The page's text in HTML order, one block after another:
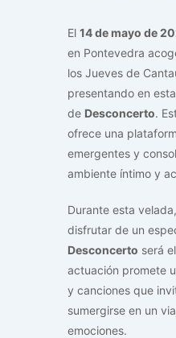
El 14 de mayo de
en Pontevedra
los Jueves de
presentando en
de Desconcerto.
ofrece una
emergentes y
ambiente íntimo y
Durante esta
disfrutar de un
Desconcerto será
actuación promete
y canciones que
sumergirse en un
emociones.